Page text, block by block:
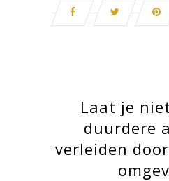
Laat je
duurdere
verleiden